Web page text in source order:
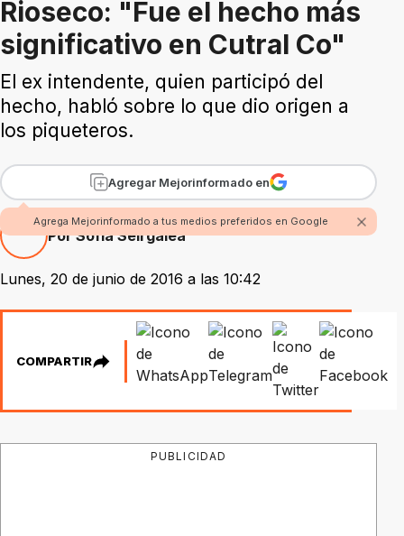
Rioseco: "Fue el hecho más
significativo en Cutral Co"
El ex intendente, quien participó del
hecho, habló sobre lo que dio origen a
los piqueteros.
Agregar Mejorinformado en
Agrega Mejorinformado a tus medios preferidos en Google
Por Sofía Seirgalea
Lunes, 20 de junio de 2016 a las 10:42
COMPARTIR
PUBLICIDAD